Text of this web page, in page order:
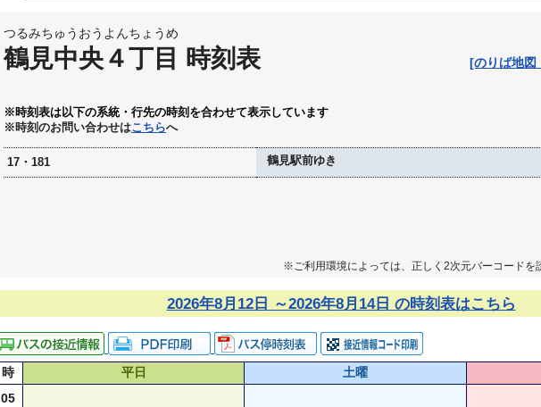
つるみちゅうおうよんちょうめ
鶴見中央４丁目 時刻表 [のりば地図
※時刻表は以下の系統・行先の時刻を合わせて表示しています
※時刻のお問い合わせはこちらへ
17・181 鶴見駅前ゆき
※ご利用環境によっては、正しく2次元バーコードを
2026年8月12日 ～2026年8月14日 の時刻表はこちら
時 平日
土曜
05